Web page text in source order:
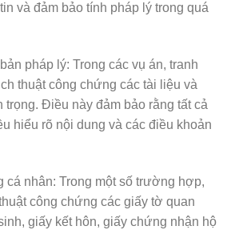
và đảm bảo tính pháp lý trong quá
pháp lý: Trong các vụ án, tranh
thuật công chứng các tài liệu và
trọng. Điều này đảm bảo rằng tất cả
hiểu rõ nội dung và các điều khoản
cá nhân: Trong một số trường hợp,
công chứng các giấy tờ quan
giấy kết hôn, giấy chứng nhận hộ